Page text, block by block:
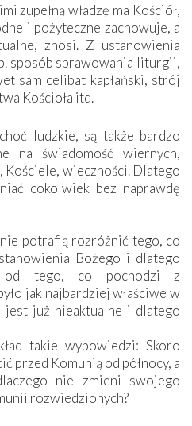
zupełną władzę ma Kościół,
i pożyteczne zachowuje, a
znosi. Z ustanowienia
sposób sprawowania liturgii,
sam celibat kapłański, strój
Kościoła itd.
ludzkie, są także bardzo
na świadomość wiernych,
wieczności. Dlatego
cokolwiek bez naprawdę
potrafią rozróżnić tego, co
Bożego i dlatego
od tego, co pochodzi z
jak najbardziej właściwe w
jest już nieaktualne i dlatego
takie wypowiedzi: Skoro
przed Komunią od północy, a
nie zmieni swojego
rozwiedzionych?